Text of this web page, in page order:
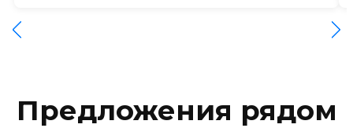
Предложения рядом